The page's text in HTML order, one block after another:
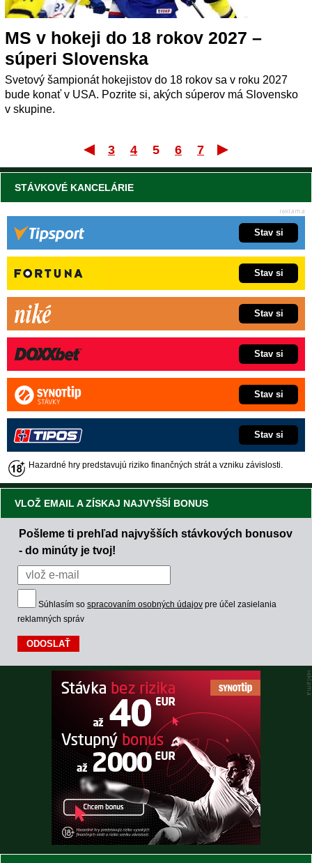
MS v hokeji do 18 rokov 2027 –
súperi Slovenska
Svetový šampionát hokejistov do 18 rokov sa v roku 2027
bude konať v USA. Pozrite si, akých súperov má Slovensko
v skupine.
Prvý
3 4 5 6 7
STÁVKOVÉ KANCELÁRIE
Stav si
Stav si
Stav si
Stav si
Stav si
Stav si
Hazardné hry predstavujú riziko finančných strát a vzniku závislosti.
VLOŽ EMAIL A ZÍSKAJ NAJVYŠŠÍ BONUS
Pošleme ti prehľad najvyšších stávkových bonusov
- do minúty je tvoj!
Súhlasím so spracovaním osobných údajov pre účel zasielania
reklamných správ